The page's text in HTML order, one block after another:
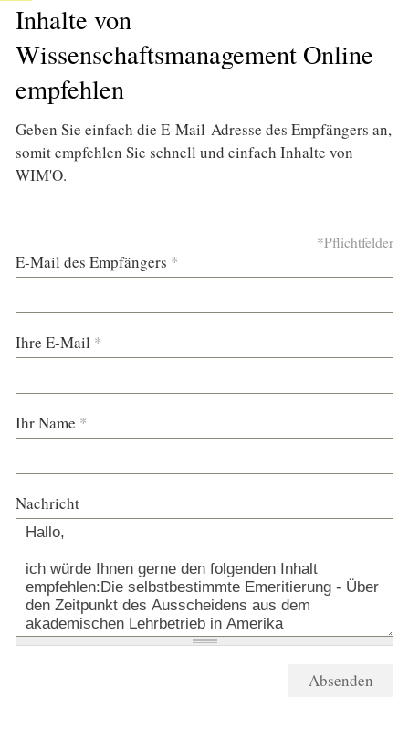
Inhalte von
Wissenschaftsmanagement Online
empfehlen
Geben Sie einfach die E-Mail-Adresse des Empfängers an,
somit empfehlen Sie schnell und einfach Inhalte von
WIM'O.
*Pflichtfelder
E-Mail des Empfängers *
Ihre E-Mail *
Ihr Name *
Nachricht